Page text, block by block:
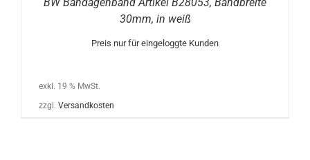
BW Bandagenband Artikel B28053, Bandbreite
30mm, in weiß
Preis nur für eingeloggte Kunden
exkl. 19 % MwSt.
zzgl. Versandkosten